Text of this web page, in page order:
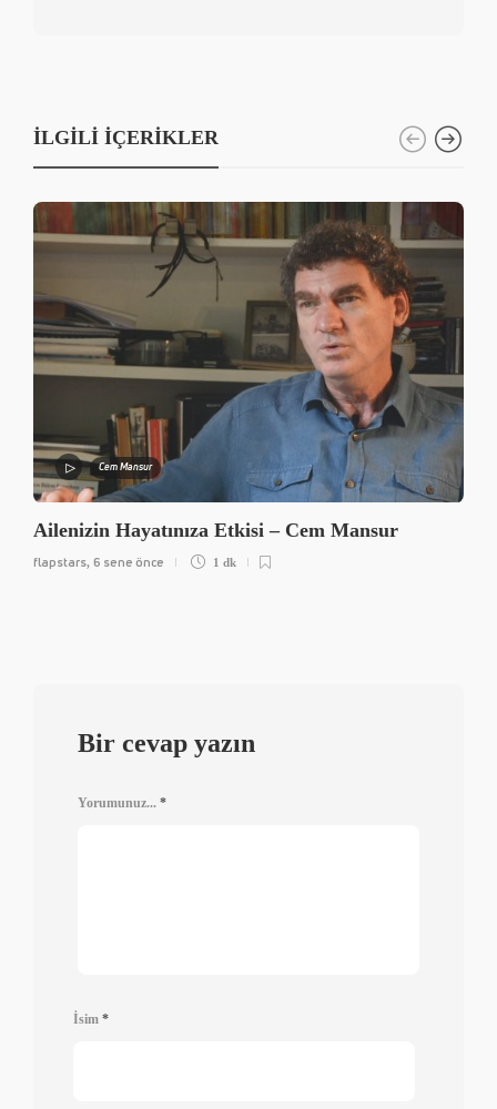
İLGILI İÇERIKLER
Cem Mansur
Ailenizin Hayatınıza Etkisi – Cem Mansur
flapstars, 6 sene önce 1 dk
Bir cevap yazın
Yorumunuz... *
İsim *